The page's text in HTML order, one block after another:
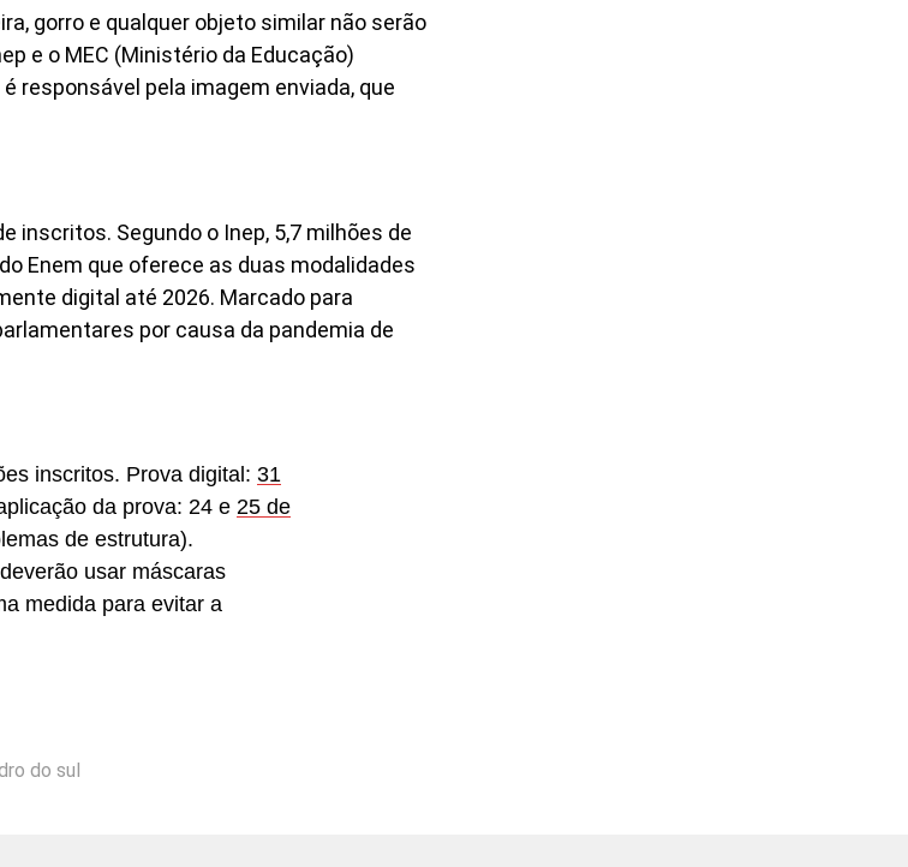
gorro e qualquer objeto similar não serão
e o MEC (Ministério da Educação)
responsável pela imagem enviada, que
inscritos. Segundo o Inep, 5,7 milhões de
Enem que oferece as duas modalidades
digital até 2026. Marcado para
por causa da pandemia de
inscritos. Prova digital: 31
da prova: 24 e 25 de
de estrutura).
usar máscaras
medida para evitar a
do sul